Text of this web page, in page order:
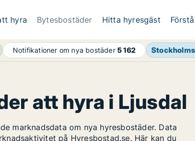
hyra Bytesbostäder Hitta hyresgäst
Notifikationer om nya bostäder5 162
att hyra i Ljusdal
marknadsdata om nya hyresbostäder. Data
på Hyresbostad.se. Här kan du